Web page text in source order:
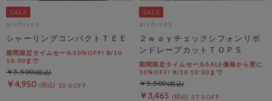
archives
シャーリングコンパクトＴＥＥ
期間限定タイムセール10%OFF! 8/10
10:00まで
￥4,950 10％OFF
￥5,500
archives
２ｗａｙチェックシフォンリボ
ンドレープカットＴＯＰＳ
期間限定タイムセールSALE価格から更に
10%OFF! 8/10 10:00まで
￥3,465 37％OFF
￥5,500